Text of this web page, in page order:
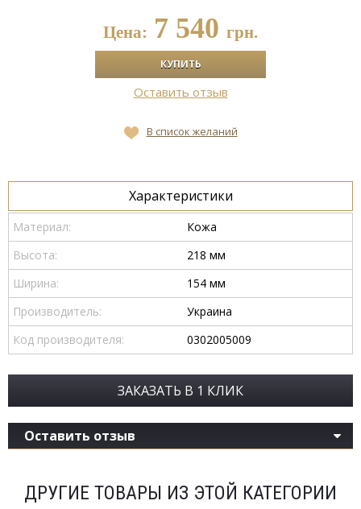
Цена: 7 540 грн.
Оставить отзыв
В список желаний
Характеристики
Материал:
Кожа
Высота:
218 мм
Ширина:
154 мм
Производитель:
Украина
Код производителя:
0302005009
ЗАКАЗАТЬ В 1 КЛИК
Оставить отзыв
ДРУГИЕ ТОВАРЫ ИЗ ЭТОЙ КАТЕГОРИИ